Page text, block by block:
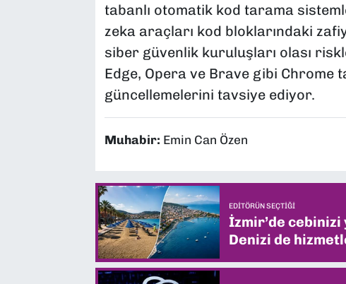
tabanlı otomatik kod tarama
zeka araçları kod bloklarındaki
siber güvenlik kuruluşları olası
Edge, Opera ve Brave gibi Chrome
güncellemelerini tavsiye ediyor.
Muhabir: Emin Can Özen
EDITÖRÜN SEÇTIĞI
İzmir’de
Denizi de